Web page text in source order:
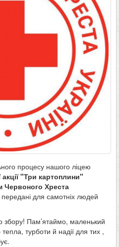
процесу нашого ліцею
акції "Три картоплини"
Червоного Хреста
передані для самотніх людей
збору! Пам’ятаймо, маленький
турботи й надії для тих ,